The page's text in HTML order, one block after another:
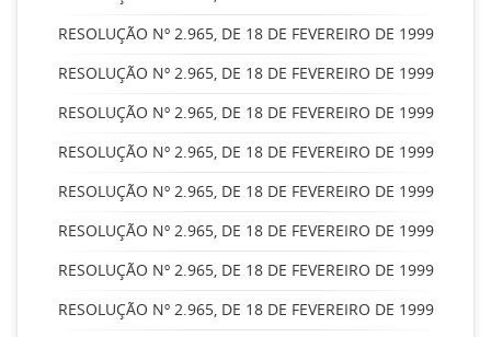
RESOLUÇÃO Nº 2.965, DE 18 DE FEVEREIRO DE 1999
RESOLUÇÃO Nº 2.965, DE 18 DE FEVEREIRO DE 1999
RESOLUÇÃO Nº 2.965, DE 18 DE FEVEREIRO DE 1999
RESOLUÇÃO Nº 2.965, DE 18 DE FEVEREIRO DE 1999
RESOLUÇÃO Nº 2.965, DE 18 DE FEVEREIRO DE 1999
RESOLUÇÃO Nº 2.965, DE 18 DE FEVEREIRO DE 1999
RESOLUÇÃO Nº 2.965, DE 18 DE FEVEREIRO DE 1999
RESOLUÇÃO Nº 2.965, DE 18 DE FEVEREIRO DE 1999